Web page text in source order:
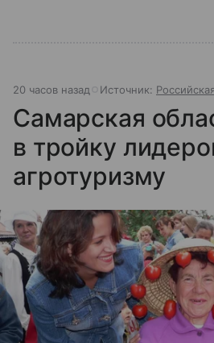
20 часов назад Источник:
Самарская
в тройку
агротуризму